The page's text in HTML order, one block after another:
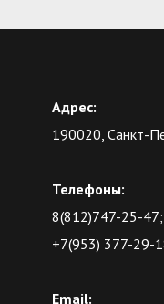
Адрес:
190020, Санкт-
Телефоны:
8(812)747-25-47;
+7(953) 377-29-
Email: